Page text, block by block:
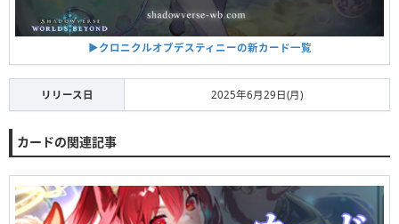
▶︎クロニクルオブデスティニーの新カード一覧
リリース日 2025年6月29日(月)
カードの関連記事